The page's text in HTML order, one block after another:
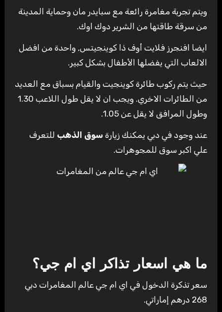
ويتم تجربة مغامرة رائعة مع سبايدر مان وحماية المدينة
من سرقة طاقتها من الشرير دوك اوك.
ايضا افنجرز فلايت أوف ذا كوينجيتس, واحدة من افضل
الالعاب التي يفضلها الأطفال بشكل كبير.
حيث يتم ركوب طائرة كوينجيت والقيام بسباق مع العديد
من الطائرات الاخري. ويجب ان لا يقل طول اللاعب 1.30
وطول المرافق لا يقل عن 1.05.
عند وجود في دبي يمكنك زيارة سوق الذهب للتعرف
علي اكبر سوق للمجوهرات.
ما هي اسعار تذاكر اي ام جي؟
سعر تذكرة الدخول في اي ام جي عالم المغامرات دبي
268 درهم إماراتي.